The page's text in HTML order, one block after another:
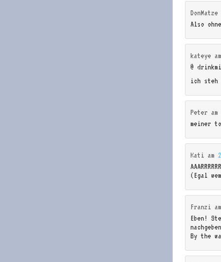
DonMatze
Also
kateye
@
ich steh
Peter am
meiner
Kati am
(Egal
Franzi
Eben!
By the